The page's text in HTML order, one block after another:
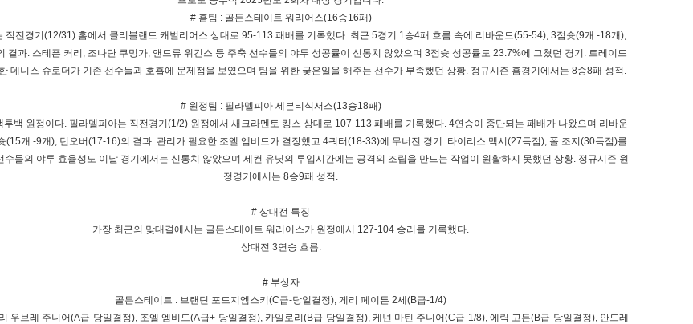
# 홈팀 : 골든스테이트 워리어스(16승16패)
직전경기(12/31) 홈에서 클리블랜드 캐벌리어스 상대로 95-113 패배를 기록했다. 최근 5경기 1승4패 흐름 속에 리바운드(55-54), 3점슛(9개 -18개),
결과. 스테픈 커리, 조나단 쿠밍가, 앤드류 위긴스 등 주축 선수들의 야투 성공률이 신통치 않았으며 3점슛 성공률도 23.7%에 그쳤던 경기. 트레이드
데니스 슈로더가 기존 선수들과 호흡에 문제점을 보였으며 팀을 위한 궂은일을 해주는 선수가 부족했던 상황. 정규시즌 홈경기에서는 8승8패 성적.
# 원정팀 : 필라델피아 세븐티식서스(13승18패)
투백 원정이다. 필라델피아는 직전경기(1/2) 원정에서 새크라멘토 킹스 상대로 107-113 패배를 기록했다. 4연승이 중단되는 패배가 나왔으며 리바운
(15개 -9개), 턴오버(17-16)의 결과. 관리가 필요한 조엘 엠비드가 결장했고 4쿼터(18-33)에 무너진 경기. 타이리스 맥시(27득점), 폴 조지(30득점)를
수들의 야투 효율성도 이날 경기에서는 신통치 않았으며 세컨 유닛의 투입시간에는 공격의 조립을 만드는 작업이 원활하지 못했던 상황. 정규시즌 원
정경기에서는 8승9패 성적.
# 상대전 특징
가장 최근의 맞대결에서는 골든스테이트 워리어스가 원정에서 127-104 승리를 기록했다.
상대전 3연승 흐름.
# 부상자
골든스테이트 : 브랜딘 포드지엠스키(C급-당일결정), 게리 페이튼 2세(B급-1/4)
우브레 주니어(A급-당일결정), 조엘 엠비드(A급+-당일결정), 카일로리(B급-당일결정), 케넌 마틴 주니어(C급-1/8), 에릭 고든(B급-당일결정), 안드레